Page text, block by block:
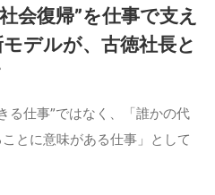
会復帰”を仕事で支え
デルが、古徳社長と
る仕事”ではなく、「誰かの代
とに意味がある仕事」として